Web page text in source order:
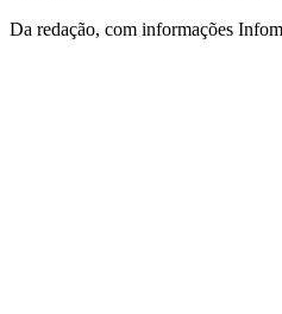
Da redação, com informações